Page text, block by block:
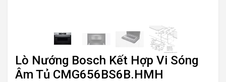
Lò Nướng Bosch Kết Hợp Vi Sóng
Âm Tủ CMG656BS6B.HMH